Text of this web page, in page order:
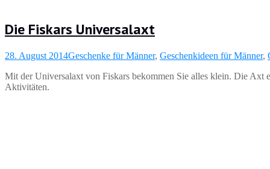
Die Fiskars Universalaxt
28. August 2014Geschenke für Männer, Geschenkideen für Männer,
Mit der Universalaxt von Fiskars bekommen Sie alles klein. Die Axt
Aktivitäten.